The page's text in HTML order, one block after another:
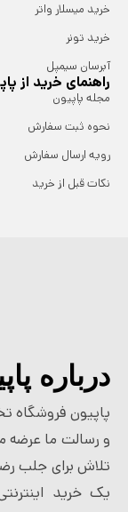
خرید میسلار واتر
خرید تونر
آبرسان سیمپل
راهنمای خرید از
مجله پاپیون
نحوه ثبت سفارش
رویه ارسال سفارش
نکات قبل از خرید
درباره
پاپیون
و رسالت ما عرضه
تلاش برای جلب
یک خرید